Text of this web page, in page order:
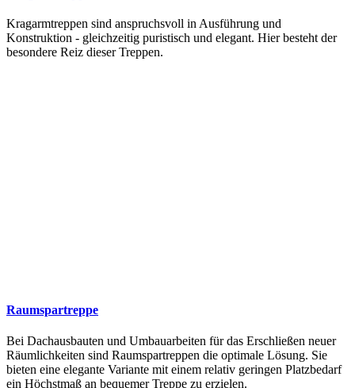
Kragarmtreppen sind anspruchsvoll in Ausführung und
Konstruktion - gleichzeitig puristisch und elegant. Hier besteht der
besondere Reiz dieser Treppen.
Raumspartreppe
Bei Dachausbauten und Umbauarbeiten für das Erschließen neuer
Räumlichkeiten sind Raumspartreppen die optimale Lösung. Sie
bieten eine elegante Variante mit einem relativ geringen Platzbedarf
ein Höchstmaß an bequemer Treppe zu erzielen.